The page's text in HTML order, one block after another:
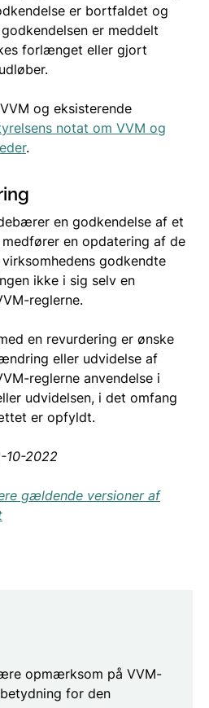
er bortfaldet og
er meddelt
forlænget eller gjort
og eksisterende
notat om VVM og
.
en godkendelse af et
en opdatering af de
godkendte
ikke i sig selv en
reglerne.
en revurdering er ønske
eller udvidelse af
reglerne anvendelse i
udvidelsen, i det omfang
er opfyldt.
10-2022
gældende versioner af
opmærksom på VVM-
for den